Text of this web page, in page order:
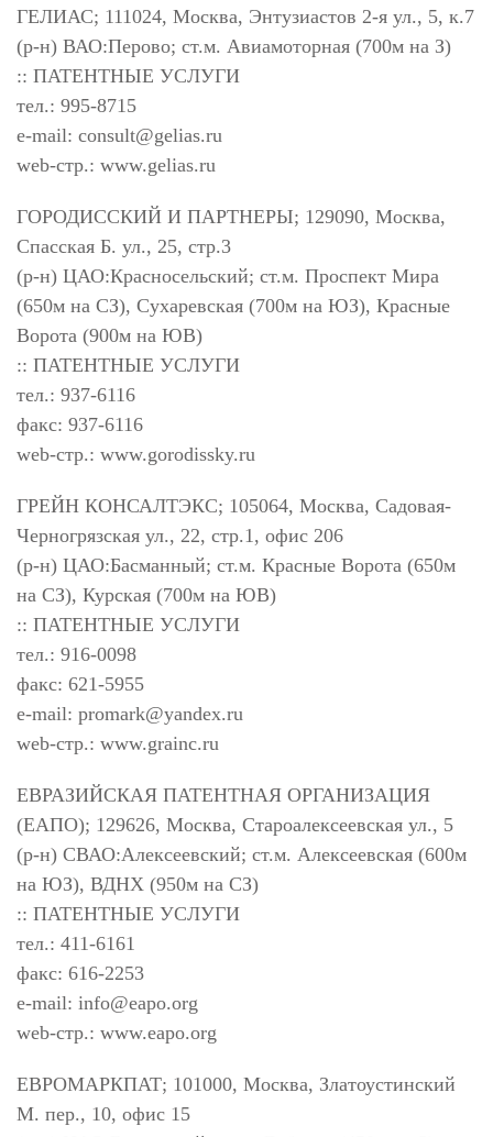
ГЕЛИАС; 111024, Москва, Энтузиастов 2-я ул., 5, к.7
(р-н) ВАО:Перово; ст.м. Авиамоторная (700м на З)
:: ПАТЕНТНЫЕ УСЛУГИ
тел.: 995-8715
e-mail: consult@gelias.ru
web-стр.: www.gelias.ru
ГОРОДИССКИЙ И ПАРТНЕРЫ; 129090, Москва,
Спасская Б. ул., 25, стр.3
(р-н) ЦАО:Красносельский; ст.м. Проспект Мира
(650м на СЗ), Сухаревская (700м на ЮЗ), Красные
Ворота (900м на ЮВ)
:: ПАТЕНТНЫЕ УСЛУГИ
тел.: 937-6116
факс: 937-6116
web-стр.: www.gorodissky.ru
ГРЕЙН КОНСАЛТЭКС; 105064, Москва, Садовая-
Черногрязская ул., 22, стр.1, офис 206
(р-н) ЦАО:Басманный; ст.м. Красные Ворота (650м
на СЗ), Курская (700м на ЮВ)
:: ПАТЕНТНЫЕ УСЛУГИ
тел.: 916-0098
факс: 621-5955
e-mail: promark@yandex.ru
web-стр.: www.grainc.ru
ЕВРАЗИЙСКАЯ ПАТЕНТНАЯ ОРГАНИЗАЦИЯ
(ЕАПО); 129626, Москва, Староалексеевская ул., 5
(р-н) СВАО:Алексеевский; ст.м. Алексеевская (600м
на ЮЗ), ВДНХ (950м на СЗ)
:: ПАТЕНТНЫЕ УСЛУГИ
тел.: 411-6161
факс: 616-2253
e-mail: info@eapo.org
web-стр.: www.eapo.org
ЕВРОМАРКПАТ; 101000, Москва, Златоустинский
М. пер., 10, офис 15